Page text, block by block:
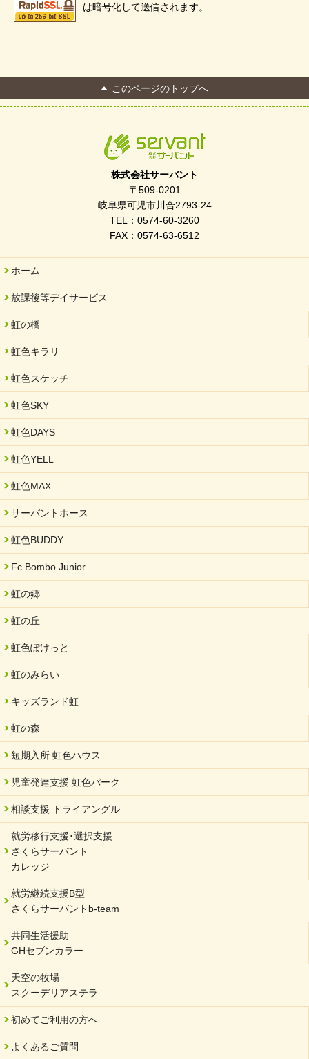
は暗号化して送信されます。
このページのトップへ
株式会社サーバント
〒509-0201
岐阜県可児市川合2793-24
TEL：0574-60-3260
FAX：0574-63-6512
ホーム
放課後等デイサービス
虹の橋
虹色キラリ
虹色スケッチ
虹色SKY
虹色DAYS
虹色YELL
虹色MAX
サーバントホース
虹色BUDDY
Fc Bombo Junior
虹の郷
虹の丘
虹色ぽけっと
虹のみらい
キッズランド虹
虹の森
短期入所 虹色ハウス
児童発達支援 虹色パーク
相談支援 トライアングル
就労移行支援･選択支援
さくらサーバント
カレッジ
就労継続支援B型
さくらサーバントb-team
共同生活援助
GHセブンカラー
天空の牧場
スクーデリアステラ
初めてご利用の方へ
よくあるご質問